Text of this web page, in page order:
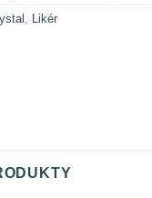
, Likér